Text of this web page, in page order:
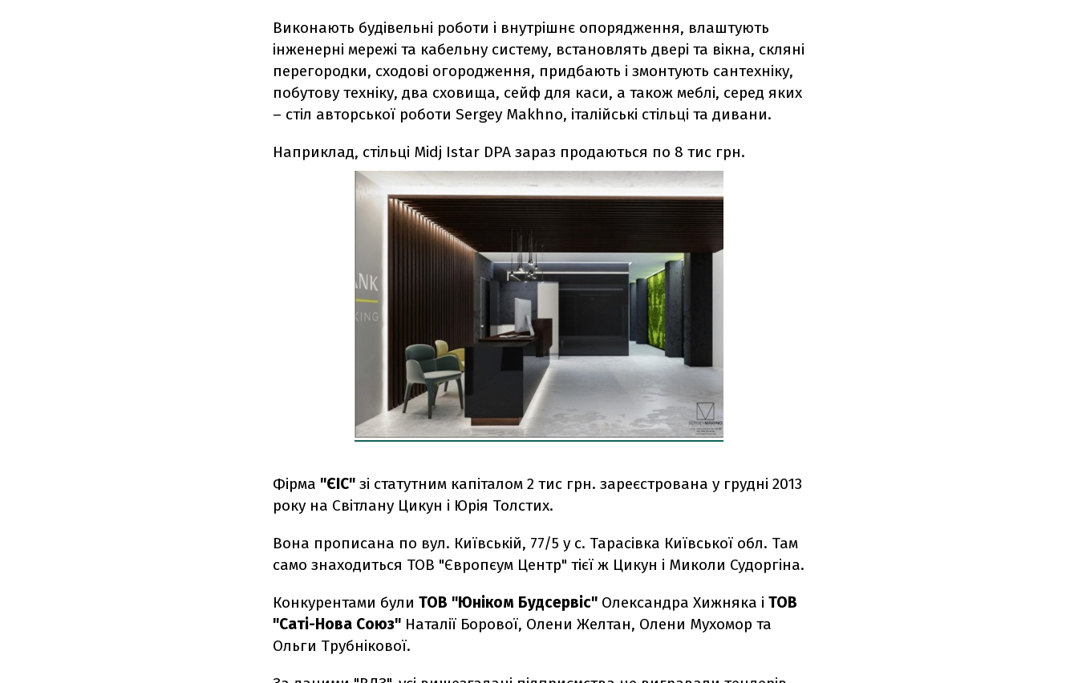
Виконають будівельні роботи і внутрішнє опорядження, влаштують
інженерні мережі та кабельну систему, встановлять двері та вікна, скляні
перегородки, сходові огородження, придбають і змонтують сантехніку,
побутову техніку, два сховища, сейф для каси, а також меблі, серед яких
– стіл авторської роботи Sergey Makhno, італійські стільці та дивани.
Наприклад, стільці Midj Istar DPA зараз продаються по 8 тис грн.
Фірма "ЄІС" зі статутним капіталом 2 тис грн. зареєстрована у грудні 2013
року на Світлану Цикун і Юрія Толстих.
Вона прописана по вул. Київській, 77/5 у с. Тарасівка Київської обл. Там
само знаходиться ТОВ "Європєум Центр" тієї ж Цикун і Миколи Судоргіна.
Конкурентами були ТОВ "Юніком Будсервіс" Олександра Хижняка і ТОВ
"Саті-Нова Союз" Наталії Борової, Олени Желтан, Олени Мухомор та
Ольги Трубнікової.